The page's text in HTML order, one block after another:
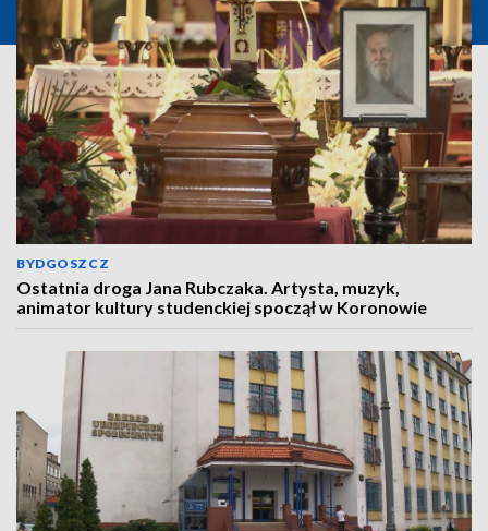
BYDGOSZCZ
Ostatnia droga Jana Rubczaka. Artysta, muzyk,
animator kultury studenckiej spoczął w Koronowie